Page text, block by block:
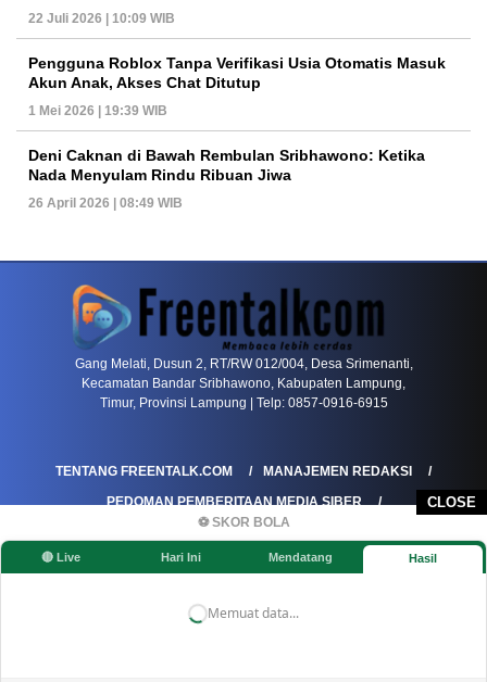
CLOSE
⚽ SKOR BOLA
🔴 Live Hari Ini Mendatang Hasil
Memuat data...
22 Juli 2026 | 10:09 WIB
Pengguna Roblox Tanpa Verifikasi Usia Otomatis Masuk
Akun Anak, Akses Chat Ditutup
1 Mei 2026 | 19:39 WIB
Deni Caknan di Bawah Rembulan Sribhawono: Ketika
Nada Menyulam Rindu Ribuan Jiwa
26 April 2026 | 08:49 WIB
Gang Melati, Dusun 2, RT/RW 012/004, Desa Srimenanti,
Kecamatan Bandar Sribhawono, Kabupaten Lampung,
Timur, Provinsi Lampung | Telp: 0857-0916-6915
TENTANG FREENTALK.COM
MANAJEMEN REDAKSI
PEDOMAN PEMBERITAAN MEDIA SIBER
PEDOMAN PEMBERITAAN RAMAH ANAK
KOREKSI & KLARIFIKASI
KEBIJAKAN IKLAN / ADVERTORIAL